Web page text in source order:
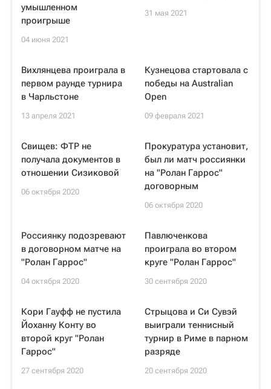
умышленном
проигрыше
04 июня 2021
31 мая 2021
Вихлянцева проиграла в
первом раунде турнира
в Чарльстоне
13 апреля 2021
Кузнецова стартовала с
победы на Australian
Open
09 февраля 2021
Свищев: ФТР не
получала документов в
отношении Сизиковой
06 октября 2020
Прокуратура установит,
был ли матч россиянки
на "Ролан Гаррос"
договорным
06 октября 2020
Россиянку подозревают
в договорном матче на
"Ролан Гаррос"
04 октября 2020
Павлюченкова
проиграла во втором
круге "Ролан Гаррос"
30 сентября 2020
Кори Гауфф не пустила
Йоханну Конту во
второй круг "Ролан
Гаррос"
27 сентября 2020
Стрыцова и Си Сувэй
выиграли теннисный
турнир в Риме в парном
разряде
20 сентября 2020